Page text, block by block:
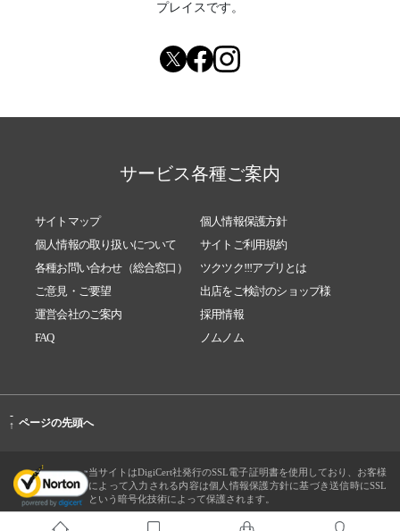
プレイスです。
サービス各種ご案内
サイトマップ
個人情報保護方針
個人情報の取り扱いについて
サイトご利用規約
各種お問い合わせ（総合窓口）
ツクツク!!!アプリとは
ご意見・ご要望
出店をご検討のショップ様
運営会社のご案内
採用情報
FAQ
ノムノム
-
↑ ページの先頭へ
当サイトはDigiCert社発行のSSL電子証明書を使用しており、お客様
によって入力される内容は個人情報保護方針に基づき送信時にSSL
という暗号化技術によって保護されます。